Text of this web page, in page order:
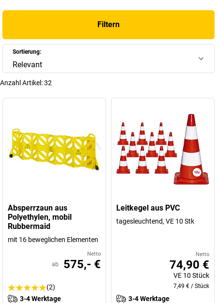
Filtern
Sortierung:
Relevant
Anzahl Artikel:32
Absperrzaun aus
Polyethylen, mobil
Rubbermaid
mit 16 beweglichen Elementen
Netto
ab 575,- €
(2)
3-4 Werktage
Leitkegel aus PVC
tagesleuchtend, VE 10 Stk
Netto
74,90 €
VE 10 Stück
7,49 € / Stück
3-4 Werktage